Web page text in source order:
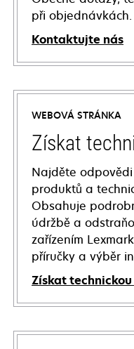
při objednávkách.
Kontaktujte nás
WEBOVÁ STRÁNKA
Získat
Najděte
produktů a
Obsahuje
údržbě a
zařízením
příručky a výběr
Získat
opens
in